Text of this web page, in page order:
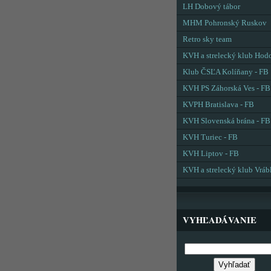
LH Dobový tábor
MHM Pohronský Ruskov
Retro sky team
KVH a strelecký klub
Klub ČSĽA Kolíňany - FB
KVH PS Záhorská Ves - FB
KVPH Bratislava - FB
KVH Slovenská brána - FB
KVH Turiec - FB
KVH Liptov - FB
KVH a strelecký klub
VYHĽADÁVANIE